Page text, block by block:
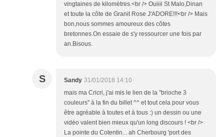
vingtaines de kilomètres.<br /> Ouiiii St Malo,Dinan
et toute la côte de Granit Rose J'ADORE!!!<br /> Mais
bon,nous sommes amoureux des côtes
bretonnes.On essaie de s'y ressourcer une fois par
an.Bisous.
S Sandy 31/01/2018 14:10
mais ma Cricri, j'ai mis le lien de la "brioche 3
couleurs" à la fin du billet ^^ et tout cela pour vous
être agréable à toutes et à tous :) un dessin ou une
vidéo valent bien mieux qu'un long discours ! <br />
La pointe du Cotentin... ah Cherbourg 'port des